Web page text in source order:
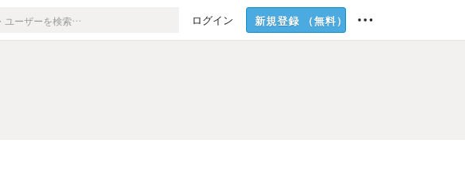
ログイン 新規登録 （無料）